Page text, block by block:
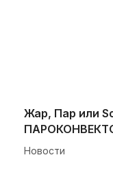
Жар, Пар или
Новости